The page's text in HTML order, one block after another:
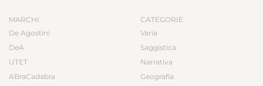
MARCHI
De Agostini
DeA
UTET
ABraCadabra
CATEGORIE
Varia
Saggistica
Narrativa
Geografia